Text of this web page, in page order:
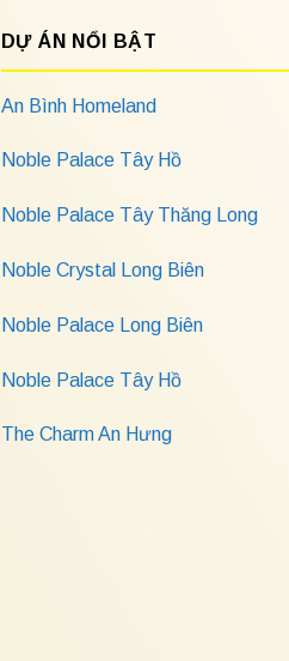
DỰ ÁN NỔI BẬT
An Bình Homeland
Noble Palace Tây Hồ
Noble Palace Tây Thăng Long
Noble Crystal Long Biên
Noble Palace Long Biên
Noble Palace Tây Hồ
The Charm An Hưng